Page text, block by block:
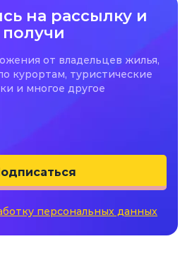
на рассылку и
получи
от владельцев жилья,
курортам, туристические
и многое другое
персональных данных